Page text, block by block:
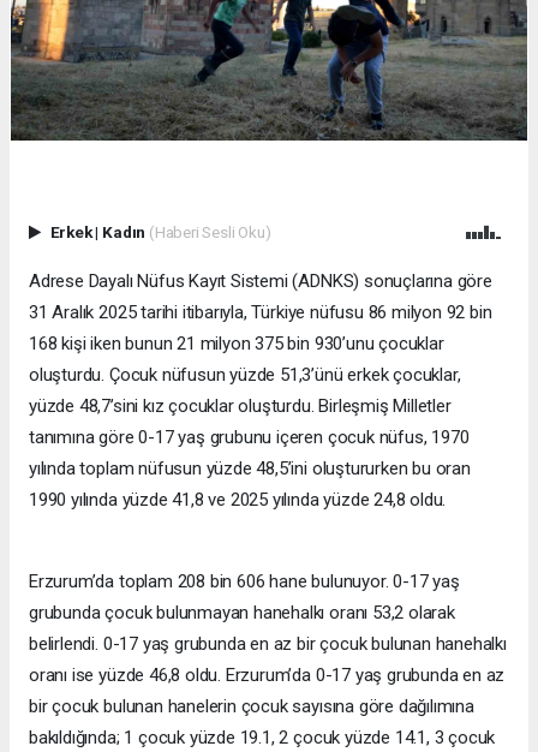
Erkek| Kadın (Haberi Sesli Oku)
Adrese Dayalı Nüfus Kayıt Sistemi (ADNKS) sonuçlarına göre
31 Aralık 2025 tarihi itibarıyla, Türkiye nüfusu 86 milyon 92 bin
168 kişi iken bunun 21 milyon 375 bin 930’unu çocuklar
oluşturdu. Çocuk nüfusun yüzde 51,3’ünü erkek çocuklar,
yüzde 48,7’sini kız çocuklar oluşturdu. Birleşmiş Milletler
tanımına göre 0-17 yaş grubunu içeren çocuk nüfus, 1970
yılında toplam nüfusun yüzde 48,5’ini oluştururken bu oran
1990 yılında yüzde 41,8 ve 2025 yılında yüzde 24,8 oldu.
Erzurum’da toplam 208 bin 606 hane bulunuyor. 0-17 yaş
grubunda çocuk bulunmayan hanehalkı oranı 53,2 olarak
belirlendi. 0-17 yaş grubunda en az bir çocuk bulunan hanehalkı
oranı ise yüzde 46,8 oldu. Erzurum’da 0-17 yaş grubunda en az
bir çocuk bulunan hanelerin çocuk sayısına göre dağılımına
bakıldığında; 1 çocuk yüzde 19.1, 2 çocuk yüzde 14.1, 3 çocuk